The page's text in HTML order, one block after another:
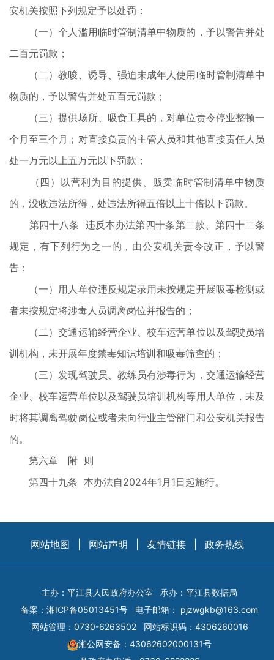
安机关按照下列规定予以处罚：
（一）个人滥用临时管制清单中物质的，予以警告并处
二百元罚款；
（二）教唆、诱导、强迫未成年人使用临时管制清单中
物质的，予以警告并处五百元罚款；
（三）提供场所、吸食工具的，对单位责令停业整顿一
个月至三个月；对直接负责的主管人员和其他直接责任人员
处一万元以上五万元以下罚款；
（四）以营利为目的提供、贩卖临时管制清单中物质
的，没收违法所得，处违法所得五倍以上十倍以下罚款。
第四十八条 违反本办法第四十条第二款、第四十二条
规定，有下列行为之一的，由公安机关责令改正，予以警
告：
（一）用人单位违反规定录用未按规定开展吸毒检测或
者未按规定将涉毒人员调离岗位并报告的；
（二）交通运输经营企业、校车运营单位以及驾驶员培
训机构，未开展年度禁毒知识培训和吸毒筛查的；
（三）发现驾驶员、教练员有涉毒行为，交通运输经营
企业、校车运营单位以及驾驶员培训机构等用人单位，未及
时将其调离驾驶岗位或者未向行业主管部门和公安机关报告
的。
第六章 附 则
第四十九条 本办法自2024年1月1日起施行。
网站地图 网站声明 友情链接 政务热线
主办：平江县人民政府办公室
承办：平江县数据局
备案： 湘ICP备05013451号 电子邮箱： pjzwgkb@163.com
网站管理：0730-6263502
网站标识码：4306260016
湘公网安备：43062602000131号